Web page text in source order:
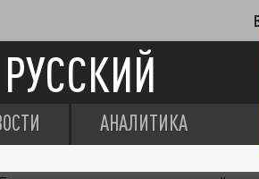
АНАЛИТИКА